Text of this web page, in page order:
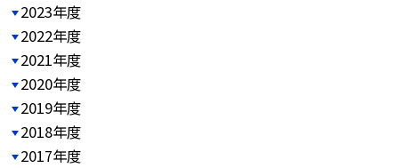
2023年度
2022年度
2021年度
2020年度
2019年度
2018年度
2017年度